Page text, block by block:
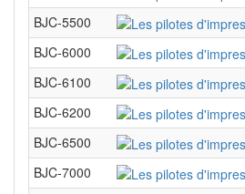
BJC-5500
BJC-6000
BJC-6100
BJC-6200
BJC-6500
BJC-7000